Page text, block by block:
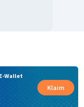
Wallet
Klaim